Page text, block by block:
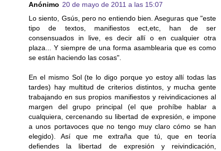
Anónimo 20 de mayo de 2011 a las 15:07
Lo siento, Gsús, pero no entiendo bien. Aseguras que "este
tipo de textos, manifiestos ect,etc, han de ser
consensuados in live, es decir allí o en cualquier otra
plaza... Y siempre de una forma asamblearia que es como
se están haciendo las cosas".
En el mismo Sol (te lo digo porque yo estoy allí todas las
tardes) hay multitud de criterios distintos, y mucha gente
trabajando en sus propios manifiestos y reivindicaciones al
margen del grupo principal (el que prohíbe hablar a
cualquiera, cercenando su libertad de expresión, e impone
a unos portavoces que no tengo muy claro cómo se han
elegido). Así que me extraña que tú, que en teoría
defiendes la libertad de expresión y reivindicación,